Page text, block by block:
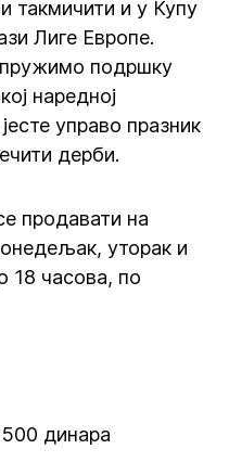
такмичити и у Купу
Лиге Европе.
пружимо подршку
наредној
управо празник
дерби.
продавати на
уторак и
18 часова, по
динара